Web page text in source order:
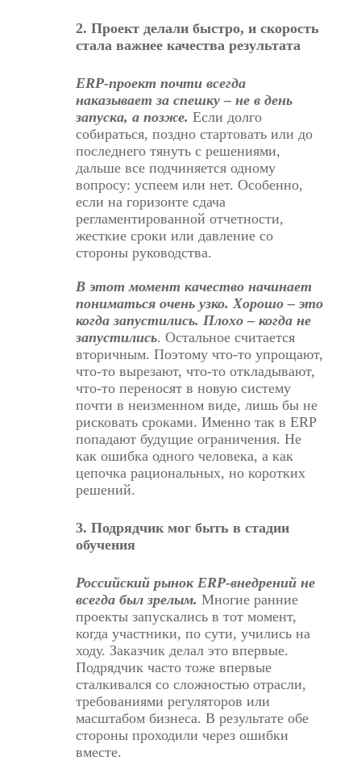
2. Проект делали быстро, и скорость
стала важнее качества результата
ERP-проект почти всегда
наказывает за спешку – не в день
запуска, а позже. Если долго
собираться, поздно стартовать или до
последнего тянуть с решениями,
дальше все подчиняется одному
вопросу: успеем или нет. Особенно,
если на горизонте сдача
регламентированной отчетности,
жесткие сроки или давление со
стороны руководства.
В этот момент качество начинает
пониматься очень узко. Хорошо – это
когда запустились. Плохо – когда не
запустились. Остальное считается
вторичным. Поэтому что-то упрощают,
что-то вырезают, что-то откладывают,
что-то переносят в новую систему
почти в неизменном виде, лишь бы не
рисковать сроками. Именно так в ERP
попадают будущие ограничения. Не
как ошибка одного человека, а как
цепочка рациональных, но коротких
решений.
3. Подрядчик мог быть в стадии
обучения
Российский рынок ERP-внедрений не
всегда был зрелым. Многие ранние
проекты запускались в тот момент,
когда участники, по сути, учились на
ходу. Заказчик делал это впервые.
Подрядчик часто тоже впервые
сталкивался со сложностью отрасли,
требованиями регуляторов или
масштабом бизнеса. В результате обе
стороны проходили через ошибки
вместе.